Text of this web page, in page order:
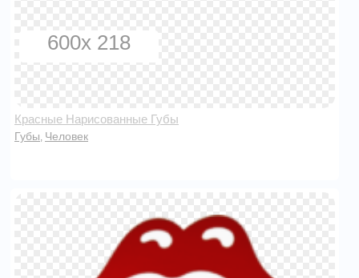
600x 218
Красные Нарисованные Губы
Губы Человек